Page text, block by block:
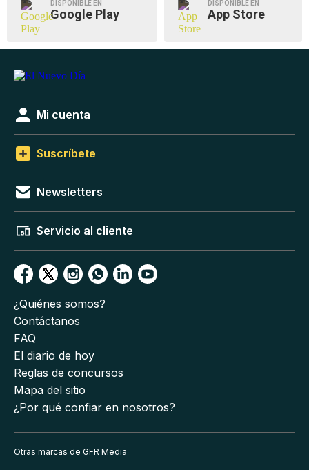
DISPONIBLE EN
Google Play
DISPONIBLE EN
App Store
Mi cuenta
Suscríbete
Newsletters
Servicio al cliente
¿Quiénes somos?
Contáctanos
FAQ
El diario de hoy
Reglas de concursos
Mapa del sitio
¿Por qué confiar en nosotros?
Otras marcas de GFR Media